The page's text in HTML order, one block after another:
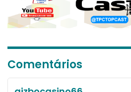
Comentários